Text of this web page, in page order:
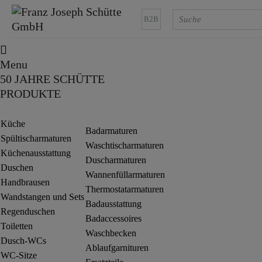
B2B
Menu
50 JAHRE SCHÜTTE
PRODUKTE
Küche
Spültischarmaturen
Küchenausstattung
Duschen
Handbrausen
Wandstangen und Sets
Regenduschen
Toiletten
Dusch-WCs
WC-Sitze
Badarmaturen
Waschtischarmaturen
Duscharmaturen
Wannenfüllarmaturen
Thermostatarmaturen
Badausstattung
Badaccessoires
Waschbecken
Ablaufgarnituren